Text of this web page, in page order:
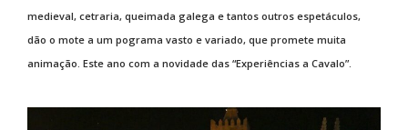
medieval, cetraria, queimada galega e tantos outros espetáculos,
dão o mote a um pograma vasto e variado, que promete muita
animação. Este ano com a novidade das “Experiências a Cavalo”.